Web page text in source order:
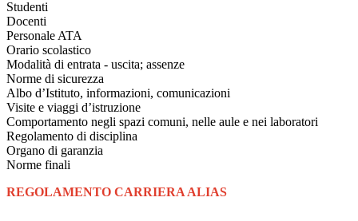
Studenti
Docenti
Personale ATA
Orario scolastico
Modalità di entrata - uscita; assenze
Norme di sicurezza
Albo d’Istituto, informazioni, comunicazioni
Visite e viaggi d’istruzione
Comportamento negli spazi comuni, nelle aule e nei laboratori
Regolamento di disciplina
Organo di garanzia
Norme finali
REGOLAMENTO CARRIERA ALIAS